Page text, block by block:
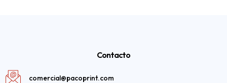
Contacto
comercial@pacoprint.com